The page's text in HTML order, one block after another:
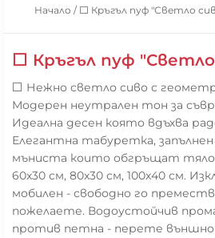
Начало / ⬜ Кръгъл пуф "Светло
⬜ Кръгъл пуф
⬜ Нежно светло сиво с
Модерен неутрален тон за
Идеална десен която вдъхва
Елегантна табуретка, запълнен
мъниста които обгръщат
60x30 см, 80x30 см, 100x40 см.
мобилен - свободно го
пожелаете. Водоустойчив
против петна - перете външно